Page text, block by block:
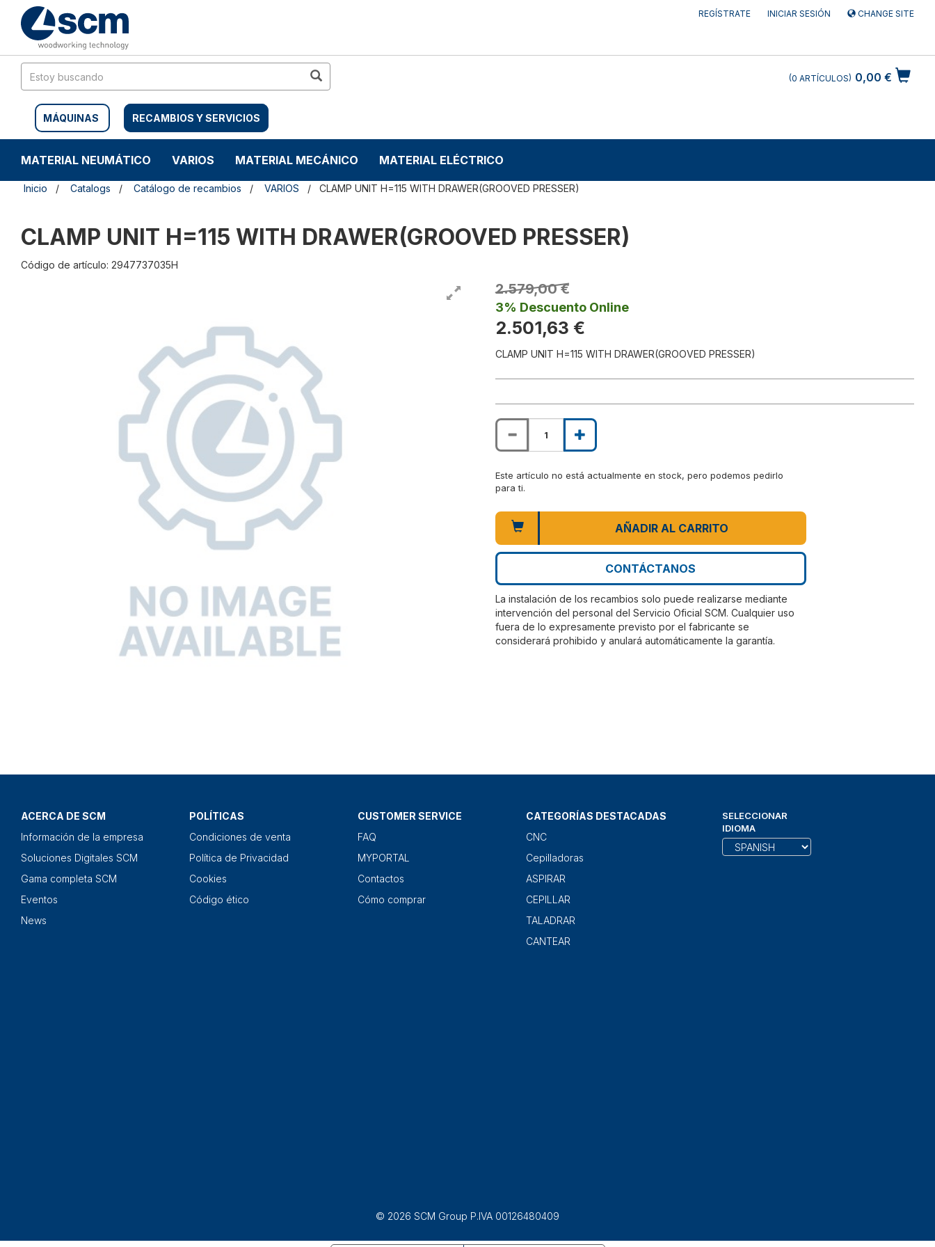
contenido
menú
navegación
REGÍSTRATE INICIAR SESIÓN CHANGE SITE
MÁQUINAS RECAMBIOS Y SERVICIOS
0,00 €
0 ARTÍCULOS
MATERIAL NEUMÁTICO VARIOS MATERIAL MECÁNICO MATERIAL ELÉCTRICO
Inicio Catalogs Catálogo de recambios VARIOS CLAMP UNIT H=115 WITH DRAWER(GROOVED PRESSER)
CLAMP UNIT H=115 WITH DRAWER(GROOVED PRESSER)
Código de artículo: 2947737035H
2.579,00 €
3% Descuento Online
2.501,63 €
CLAMP UNIT H=115 WITH DRAWER(GROOVED PRESSER)
Este artículo no está actualmente en stock, pero podemos pedirlo
para ti.
AÑADIR AL CARRITO
CONTÁCTANOS
La instalación de los recambios solo puede realizarse mediante
intervención del personal del Servicio Oficial SCM. Cualquier uso
fuera de lo expresamente previsto por el fabricante se
considerará prohibido y anulará automáticamente la garantía.
ACERCA DE SCM
Información de la empresa
Soluciones Digitales SCM
Gama completa SCM
Eventos
News
POLÍTICAS
Condiciones de venta
Política de Privacidad
Cookies
Código ético
CUSTOMER SERVICE
FAQ
MYPORTAL
Contactos
Cómo comprar
CATEGORÍAS DESTACADAS
CNC
Cepilladoras
ASPIRAR
CEPILLAR
TALADRAR
CANTEAR
SELECCIONAR
IDIOMA
© 2026 SCM Group P.IVA 00126480409